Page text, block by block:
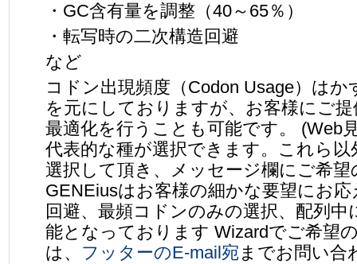
・GC含有量を調整（40～65％）
・転写時の二次構造回避
など
コドン出現頻度（Codon Usage）は
を元にしておりますが、お客様にご
最適化を行うことも可能です。 (Web
代表的な種が選択できます。これら
選択して頂き、メッセージ欄にご希
GENEiusはお客様の細かな要望にお
回避、最頻コドンのみの選択、配列
能となっております Wizardでご希望
は、 フッターのE-mail宛までお問い合